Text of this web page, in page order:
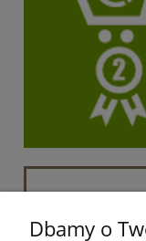
Dbamy o